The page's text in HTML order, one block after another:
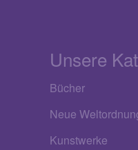
Unsere
Bücher
Neue
Kunstwerke